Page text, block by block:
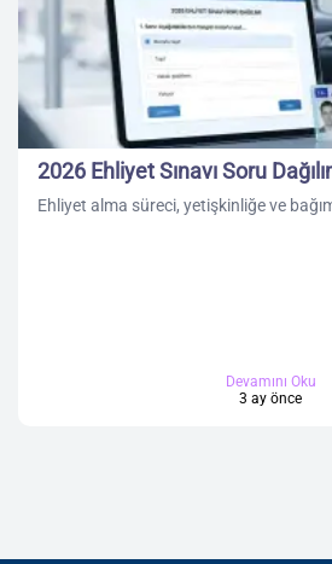
2026 Ehliyet Sınavı Soru
Ehliyet alma süreci, yetişkinliğe ve
Devamını Oku
3 ay önce